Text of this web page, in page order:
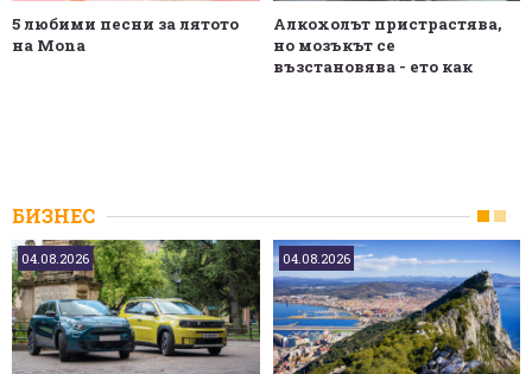
5 любими песни за лятото
на Mona
Алкохолът пристрастява,
но мозъкът се
възстановява - ето как
БИЗНЕС
04.08.2026 04.08.2026